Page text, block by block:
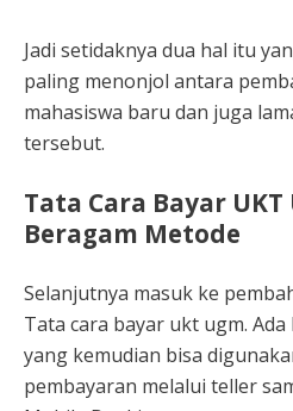
Jadi setidaknya dua hal itu
paling menonjol antara
mahasiswa baru dan juga
tersebut.
Tata Cara Bayar
Beragam Metode
Selanjutnya masuk ke
Tata cara bayar ukt ugm.
yang kemudian bisa
pembayaran melalui teller